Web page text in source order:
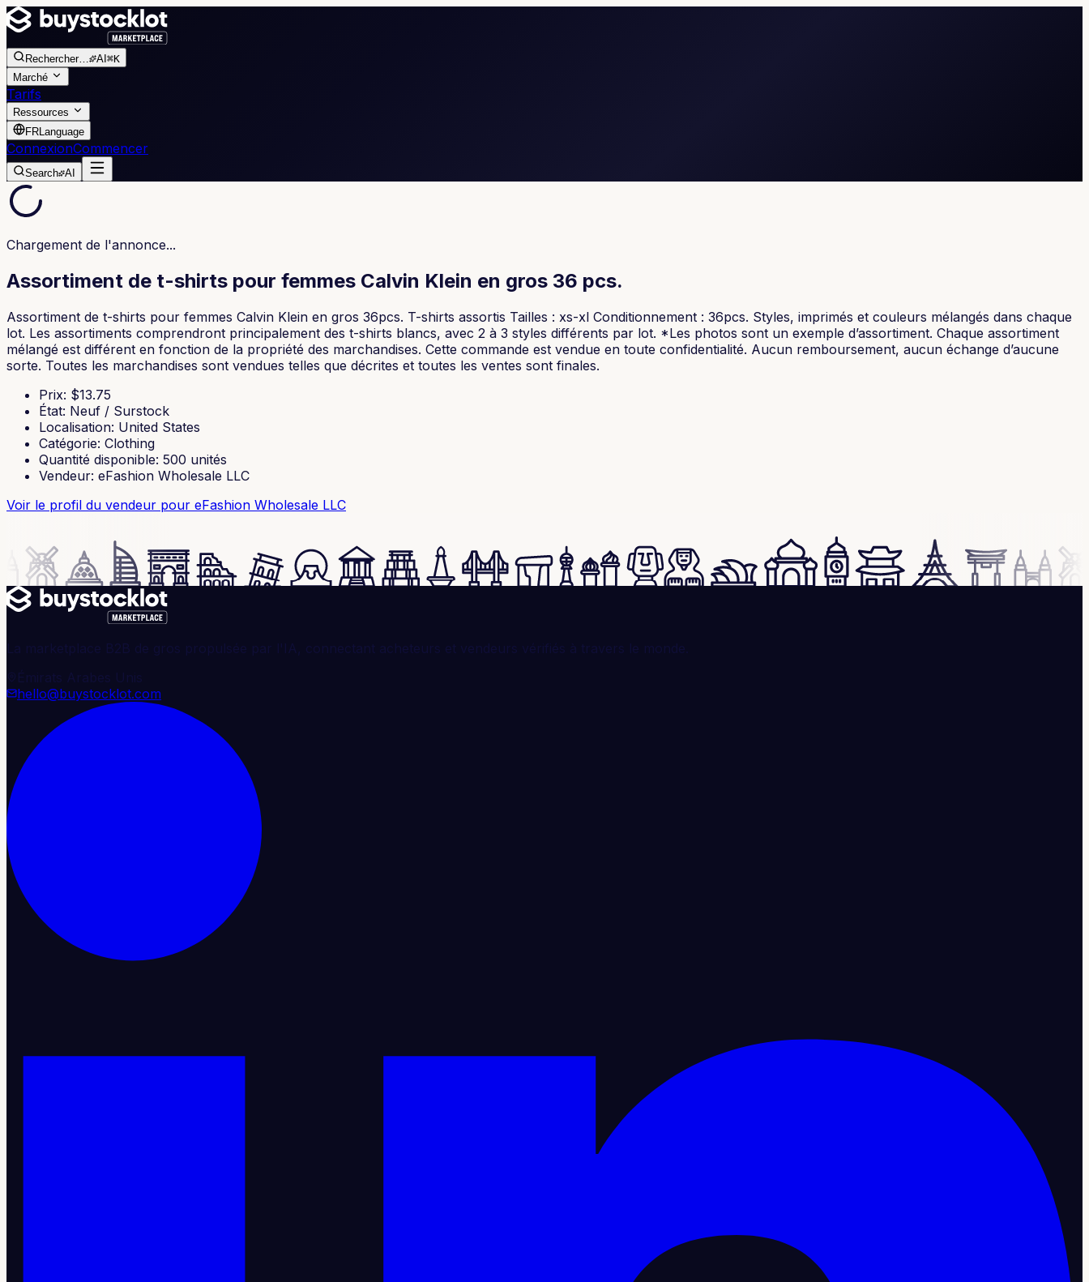
Rechercher… AI ⌘K
Marché
Tarifs
Ressources
FRLanguage
ConnexionCommencer
Search AI
Chargement de l'annonce...
Assortiment de t-shirts pour femmes Calvin Klein en gros 36 pcs.
Assortiment de t-shirts pour femmes Calvin Klein en gros 36pcs. T-shirts assortis Tailles : xs-xl Conditionnement : 36pcs. Styles, imprimés et couleurs mélangés dans chaque
lot. Les assortiments comprendront principalement des t-shirts blancs, avec 2 à 3 styles différents par lot. *Les photos sont un exemple d’assortiment. Chaque assortiment
mélangé est différent en fonction de la propriété des marchandises. Cette commande est vendue en toute confidentialité. Aucun remboursement, aucun échange d’aucune
sorte. Toutes les marchandises sont vendues telles que décrites et toutes les ventes sont finales.
Prix: $13.75
État: Neuf / Surstock
Localisation: United States
Catégorie: Clothing
Quantité disponible: 500 unités
Vendeur: eFashion Wholesale LLC
Voir le profil du vendeur pour eFashion Wholesale LLC
La marketplace B2B de gros propulsée par l'IA, connectant acheteurs et vendeurs vérifiés à travers le monde.
Émirats Arabes Unis
hello@buystocklot.com